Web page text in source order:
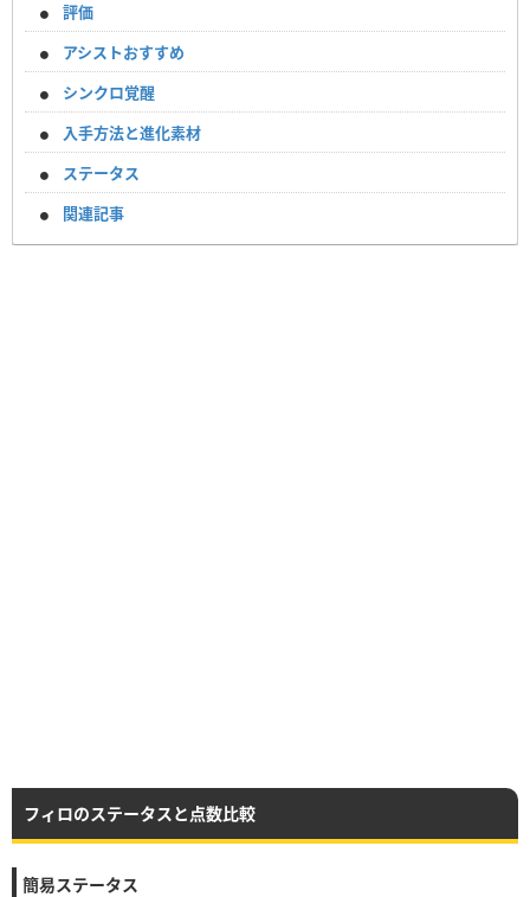
評価
アシストおすすめ
シンクロ覚醒
入手方法と進化素材
ステータス
関連記事
フィロのステータスと点数比較
簡易ステータス